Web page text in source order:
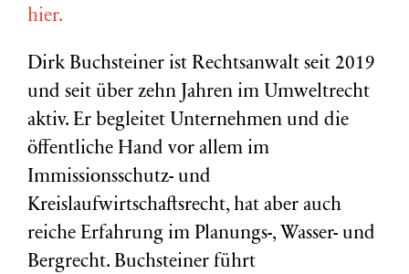
hier.
Dirk Buchsteiner ist Rechtsanwalt seit 2019
und seit über zehn Jahren im Umweltrecht
aktiv. Er begleitet Unternehmen und die
öffentliche Hand vor allem im
Immissionsschutz- und
Kreislaufwirtschaftsrecht, hat aber auch
reiche Erfahrung im Planungs-, Wasser- und
Bergrecht. Buchsteiner führt